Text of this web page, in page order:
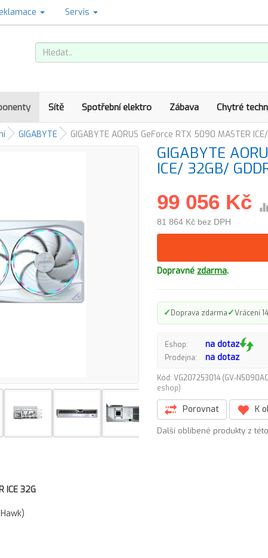
Servis
Sítě Spotřební elektro Zábava Chytré
GIGABYTE GIGABYTE AORUS GeForce RTX 5090 MASTER
GIGABYTE
ICE/ 32GB/
99 056 Kč
81 864 Kč bez DPH
Dopravné zdarma.
✓Doprava zdarma✓Vrácení
Eshop: na dotaz
Prodejna: na dotaz
Kód: VG207253014 (GV-
eshop)
Porovnat K
Další oblíbené produkty z
ICE 32G